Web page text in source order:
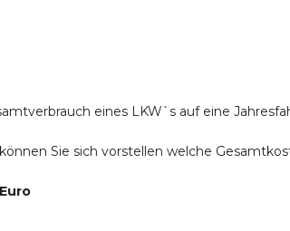
eines LKW`s auf eine
Sie sich vorstellen welche